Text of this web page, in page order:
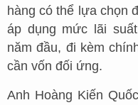
hàng có thể lựa chọn
áp dụng mức lãi
năm đầu, đi kèm
cần vốn đối ứng.
Anh Hoàng Kiến